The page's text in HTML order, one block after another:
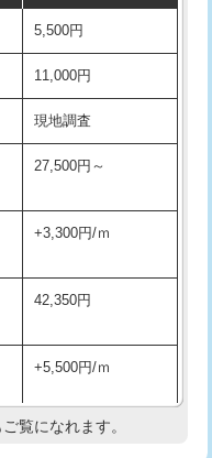
38,500円
22,000円
16,500円
現場見積
。
22,000円+材料費
16,500円
5,500円
11,000円
現地調査
27,500円～
+3,300円/ｍ
42,350円
+5,500円/ｍ
現地調査
覧になれます。